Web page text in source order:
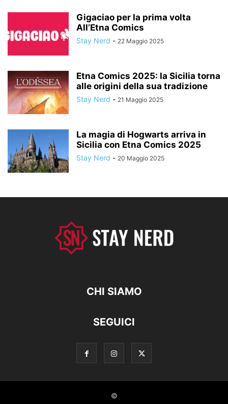
Gigaciao per la prima volta
All’Etna Comics
Stay Nerd - 22 Maggio 2025
Etna Comics 2025: la Sicilia torna
alle origini della sua tradizione
Stay Nerd - 21 Maggio 2025
La magia di Hogwarts arriva in
Sicilia con Etna Comics 2025
Stay Nerd - 20 Maggio 2025
CHI SIAMO
SEGUICI
©